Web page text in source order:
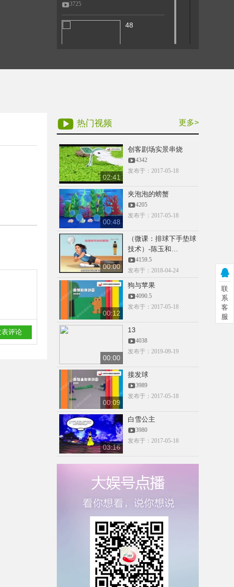
联
系
客
服
3725
48
3711
18958051726
00:00
51
18958051726
3668.5
00:00
15959019495
3602
00:00
00:07
材-蓝色
00:07
材-蓝色
admin
3060
00:17
跳舞抠像素
材-绿色
18695607730
00:00
20190409_095300
15959019495
更多>
热门视频
02:41
创客剧场实景串烧
4342
发布于：2017-05-18
00:48
夹泡泡的螃蟹
4205
发布于：2017-05-18
00:00
（微课：排球下手垫球
技术）-陈玉和…
4159.5
发布于：2018-04-24
00:12
狗与苹果
4090.5
发布于：2017-05-18
00:00
13
4038
发布于：2019-09-19
00:09
接发球
3989
发布于：2017-05-18
03:16
白雪公主
3980
发布于：2017-05-18